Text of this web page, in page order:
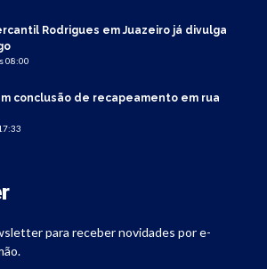
Rodrigues em Juazeiro já divulga
08:00
conclusão de recapeamento em rua
para receber novidades por e-